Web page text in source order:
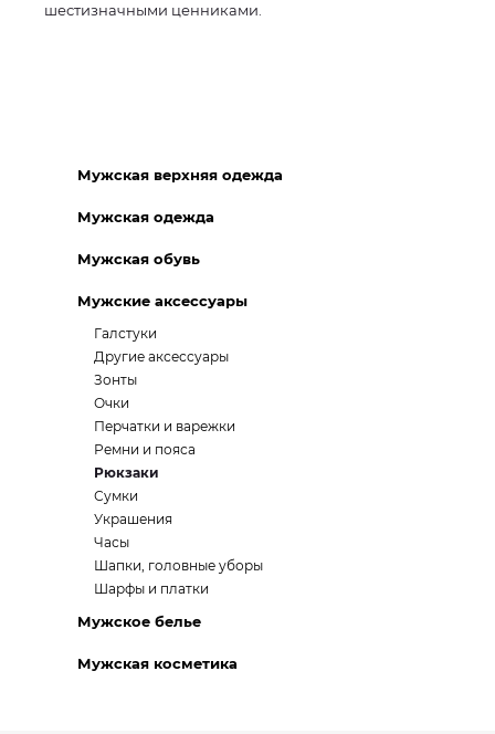
шестизначными ценниками.
Мужская верхняя одежда
Мужская одежда
Мужская обувь
Мужские аксессуары
Галстуки
Другие аксессуары
Зонты
Очки
Перчатки и варежки
Ремни и пояса
Рюкзаки
Сумки
Украшения
Часы
Шапки, головные уборы
Шарфы и платки
Мужское белье
Мужская косметика